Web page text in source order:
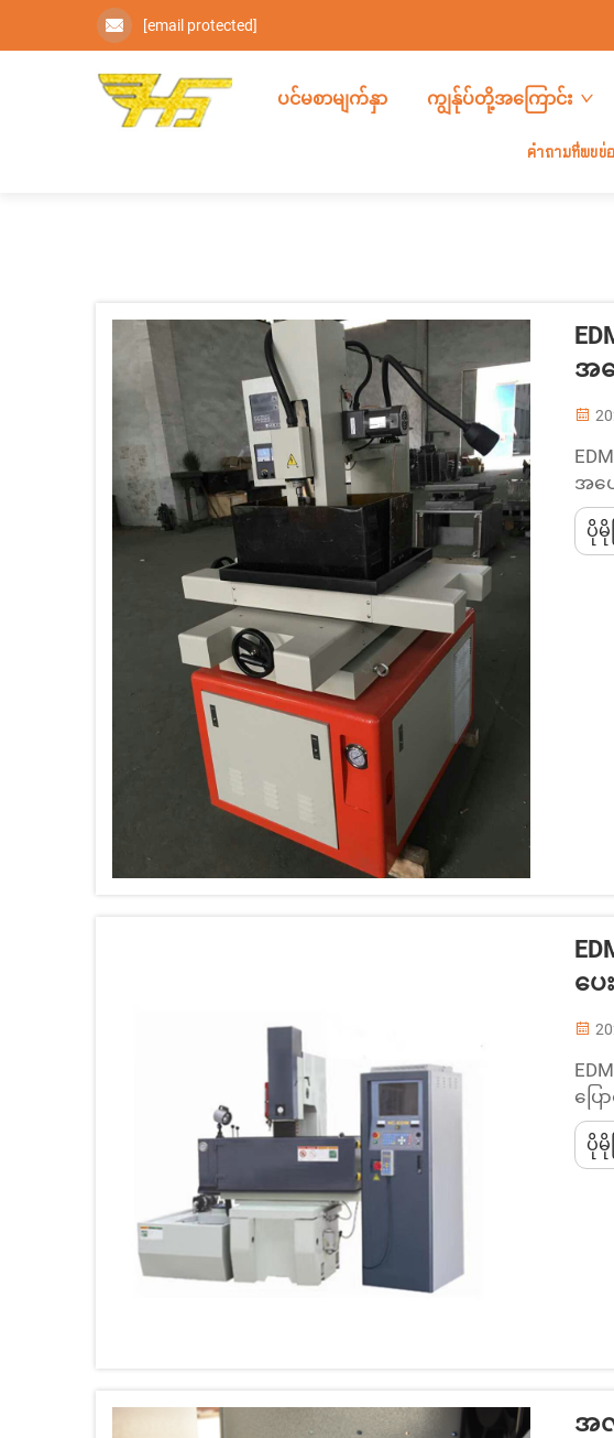
[email protected]
ပင်မစာမျက်နှာ ကျွန်ုပ်တို့အကြောင်း
คำถามที่พบบ่
အ
အပ
ဖြ
ပါ
ပို
ပေ
ပြ
တိကျ
ကို
ပို
အ